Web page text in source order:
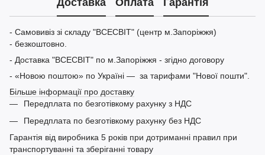
- Самовивіз зі складу "ВСЕСВІТ" (центр м.Запоріжжя)
- безкоштовно.
- Доставка "ВСЕСВІТ" по м.Запоріжжя - згідно договору
- «Новою поштою» по Україні — за тарифами "Нової пошти".
Більше інформації про доставку
Передплата по безготівкому рахунку з НДС
Передплата по безготівкому рахунку без НДС
Гарантія від виробника 5 років при дотриманні правил при
транспортуванні та зберіганні товару